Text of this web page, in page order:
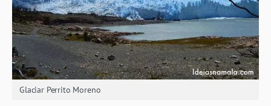
Glaciar Perrito Moreno